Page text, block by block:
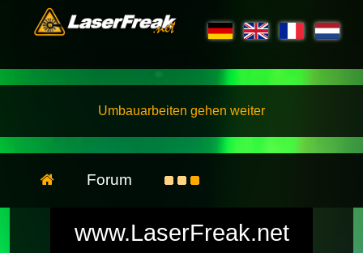
Umbauarbeiten gehen weiter
Forum
www.LaserFreak.net